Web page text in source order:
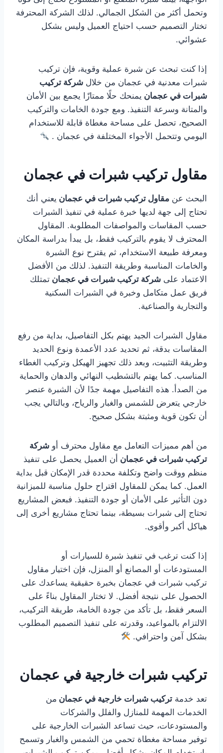
وتحمل أكثر من الشكل الجمالي. لذلك الشركة المحترفة
تختار التصميم حسب احتياج العميل وليس بشكل
عشوائي.
إذا كنت تبحث عن شبرة عملية وقوية، فإن تركيب
شبرات معدنية في عجمان من خلال شركة تركيب
شبرات في عجمان يمنحك حلًا ممتازًا يجمع بين الأمان
والمتانة وسرعة التنفيذ. ومع جودة الخامات والتركيب
الصحيح، تحصل على مساحة مغطاة قابلة للاستخدام
اليومي وتتحمل الأجواء المختلفة في عجمان .
مقاول تركيب شبرات في عجمان
البحث عن مقاول تركيب شبرات في عجمان يعني أنك
تحتاج إلى جهة لديها خبرة عملية في تنفيذ الشبرات
حسب المقاسات والمواصفات المطلوبة. المقاول
المحترف لا يقوم بالتركيب فقط، بل يبدأ بدراسة المكان
ومعرفة طبيعة الاستخدام، ثم يقترح نوع الشبرة
والخامات المناسبة وطريقة التنفيذ. لذلك من الأفضل
الاعتماد على شركة تركيب شبرات في عجمان تمتلك
فريق عمل متكامل وخبرة في الشبرات السكنية
والتجارية والصناعية.
مقاول الشبرات الجيد يهتم بكل التفاصيل، بداية من رفع
المقاسات بدقة، ثم تحديد عدد الأعمدة ونوع الحديد
وطريقة التثبيت، وبعد ذلك تجهيز الهيكل وتركيب الغطاء
المناسب. كما يهتم بالتشطيب النهائي والدهان والحماية
من الصدأ. هذه التفاصيل مهمة جدًا لأن الشبرة عنصر
خارجي يتعرض للشمس والغبار والرياح، وبالتالي يجب
أن تكون قوية ومثبتة بشكل صحيح.
من أهم مميزات التعامل مع مقاول محترف أو شركة
تركيب شبرات في عجمان أن العميل يحصل على تنفيذ
منظم ووقت واضح وتكلفة محددة قدر الإمكان قبل بداية
العمل. كما يمكن للمقاول اقتراح حلول مناسبة للميزانية
دون التأثير على الأمان أو جودة التنفيذ. فبعض المشاريع
تحتاج إلى شبرات بسيطة، بينما تحتاج مشاريع أخرى إلى
هياكل أكبر وأقوى.
إذا كنت ترغب في تنفيذ شبرة للسيارات أو
المستودعات أو المصانع أو المنزل، فإن اختيار مقاول
تركيب شبرات في عجمان بخبرة حقيقية يساعدك على
الحصول على نتيجة أفضل. لا تختار المقاول بناءً على
السعر فقط، بل تأكد من جودة الخامة، طريقة التركيب،
الالتزام بالمواعيد، وقدرته على تنفيذ التصميم المطلوب
بشكل آمن واحترافي.
تركيب شبرات خارجية في عجمان
تعد خدمة تركيب شبرات خارجية في عجمان من
الخدمات المهمة للمنازل والفلل والشركات
والمستودعات، حيث تساعد الشبرات الخارجية على
توفير مساحة مغطاة تحمي من الشمس والغبار وتسمح